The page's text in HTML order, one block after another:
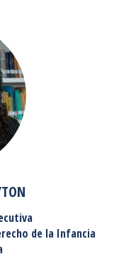
de la Infancia